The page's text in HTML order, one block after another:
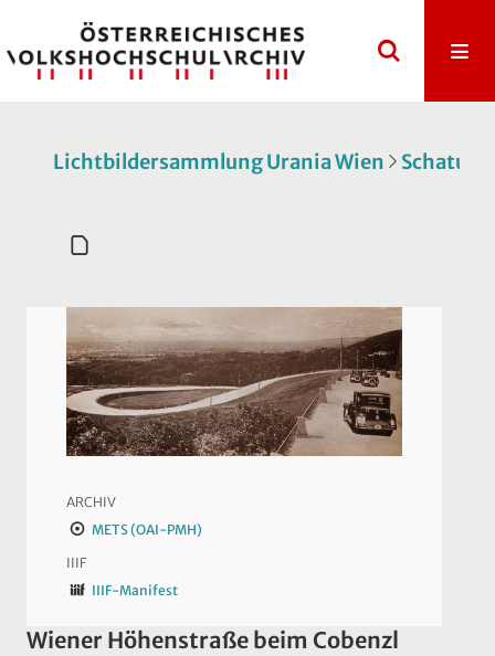
Lichtbildersammlung Urania Wien
ARCHIV
METS (OAI-PMH)
IIIF
IIIF-Manifest
Wiener Höhenstraße beim Cobenzl